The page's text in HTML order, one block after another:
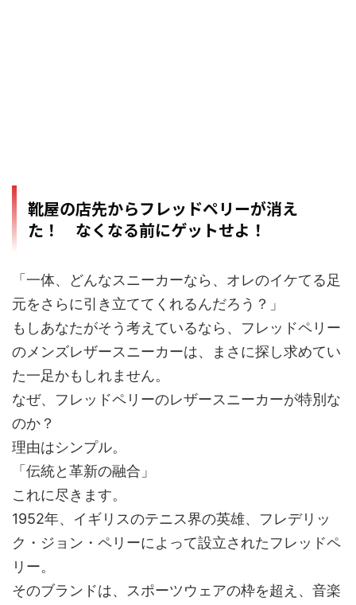
靴屋の店先からフレッドペリーが消え
た！ なくなる前にゲットせよ！
「一体、どんなスニーカーなら、オレのイケてる足
元をさらに引き立ててくれるんだろう？」
もしあなたがそう考えているなら、フレッドペリー
のメンズレザースニーカーは、まさに探し求めてい
た一足かもしれません。
なぜ、フレッドペリーのレザースニーカーが特別な
のか？
理由はシンプル。
「伝統と革新の融合」
これに尽きます。
1952年、イギリスのテニス界の英雄、フレデリッ
ク・ジョン・ペリーによって設立されたフレッドペ
リー。
そのブランドは、スポーツウェアの枠を超え、音楽